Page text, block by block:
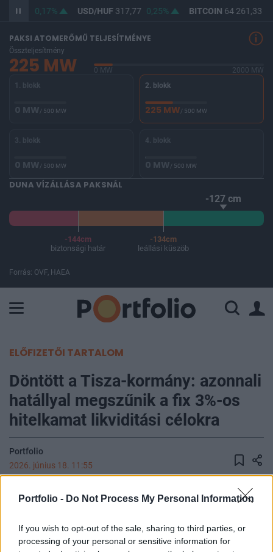
Portfolio - Do Not Process My Personal Information
If you wish to opt-out of the sale, sharing to third parties, or
processing of your personal or sensitive information for
366,02 0,17% USD/HUF317,77 0,25% BITCOIN64 261,33
PAKSI ATOMERŐMŰ TELJESÍTMÉNYE
Összteljesítmény
225 MW 0 MW
2000 MW
1. blokk
0 MW/ 500 MW
2. blokk
225 MW/ 500 MW
3. blokk
0 MW/ 500 MW
4. blokk
0 MW/ 500 MW
DUNA VÍZÁLLÁSA PAKSNÁL
-127 cm
-144cm
biztonsági határ
-134cm
leállási küszöb
Forrás: OVF, HAEA
ELŐFIZETŐI TARTALOM
Döntött a Tisza-kormány: azonnali
hatállyal megszűnik a fix 3%-os
hitelkamat likviditási célokra
Portfolio
2026. június 18. 11:55
A Gazdasági és Energetikai Minisztérium
hiteltermékeinek kamatfeltételeit, amelyeket még
tavaly október elején egységesített fix 3%-on az